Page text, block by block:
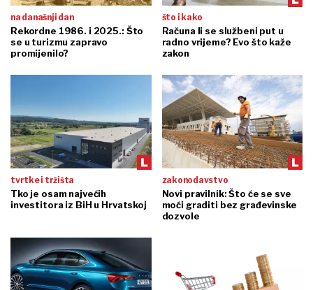
na današnji dan
Rekordne 1986. i 2025.: Što
se u turizmu zapravo
promijenilo?
što i kako
Računa li se službeni put u
radno vrijeme? Evo što kaže
zakon
tvrtke i tržišta
Tko je osam najvećih
investitora iz BiH u Hrvatskoj
zakonodavstvo
Novi pravilnik: Što će se sve
moći graditi bez građevinske
dozvole